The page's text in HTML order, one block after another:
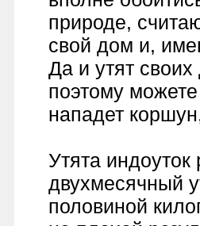
природе,
свой дом и,
Да и утят своих
поэтому
нападет
Утята
двухмесячный
половиной